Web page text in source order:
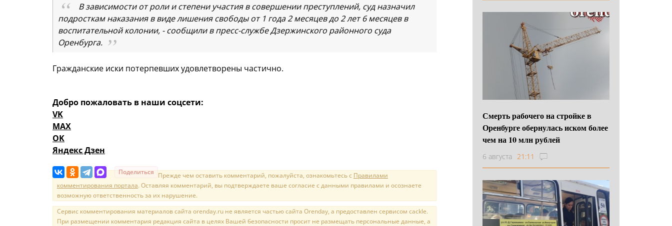
В зависимости от роли и степени участия в совершении преступлений, суд назначил
подросткам наказания в виде лишения свободы от 1 года 2 месяцев до 2 лет 6 месяцев в
воспитательной колонии, - сообщили в пресс-службе Дзержинского районного суда
Оренбурга.
Гражданские иски потерпевших удовлетворены частично.
Добро пожаловать в наши соцсети:
VK
MAX
OK
Яндекс Дзен
Поделиться Прежде чем оставить комментарий, пожалуйста, ознакомьтесь с Правилами
комментирования портала. Оставляя комментарий, вы подтверждаете ваше согласие с данными правилами и осознаете
возможную ответственность за их нарушение.
Сервис комментирования материалов сайта orenday.ru не является частью сайта Orenday, а предоставлен сервисом cackle.
При размещении комментария редакция сайта в целях Вашей безопасности просит не размещать персональные данные, а
Смерть рабочего на стройке в
Оренбурге обернулась иском более
чем на 10 млн рублей
6 августа 21:11